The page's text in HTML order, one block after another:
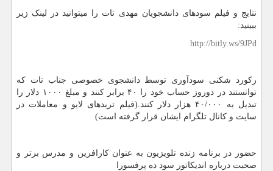
نتایج و فیلم سودهای دانشجویان مهدی تات را میتوانید در لینک زیر
ببینید:
http://bitly.ws/9JPd
رکورد شکنی سودآوری توسط دانشجوی خصوصی جناب تات که
توانستند در دوروز حساب خود را ۴۰ برابر کنند و مبلغ ۱۰۰۰ دلار را
تبدیل به ۴۰/۰۰۰ هزار دلار کنند.(فیلم تریدهای لایو و معاملات در
سایت و کانال تلگرام ایشان قرار گرفته است)
حضور در برنامه زنده تلویزیون به عنوان کارافرین و مدرس برتر و
صحبت درباره اندیکاتور سود ده پرفسورا